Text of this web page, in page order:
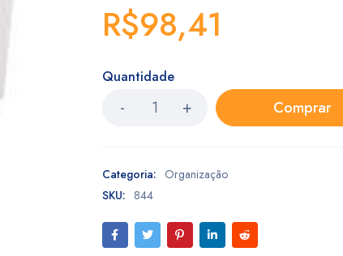
R$98,41
Quantidade
Comprar
Categoria: Organização
SKU: 844